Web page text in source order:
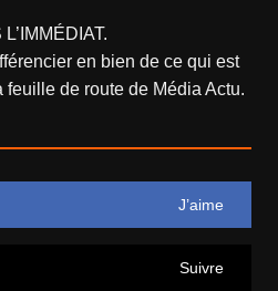
en bien de ce qui est
feuille de route de Média Actu.
J’aime
Suivre